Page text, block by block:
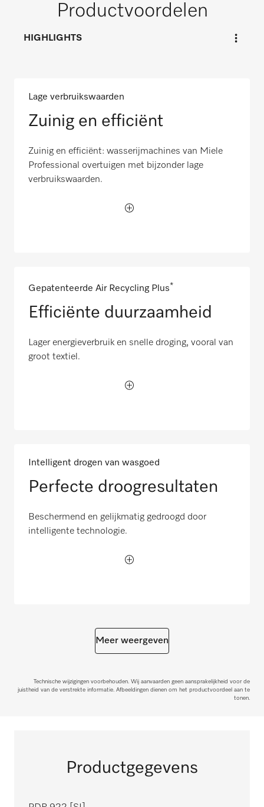
Productvoordelen
HIGHLIGHTS
Lage verbruikswaarden
Zuinig en efficiënt
Zuinig en efficiënt: wasserijmachines van Miele
Professional overtuigen met bijzonder lage
verbruikswaarden.
Gepatenteerde Air Recycling Plus*
Efficiënte duurzaamheid
Lager energieverbruik en snelle droging, vooral van
groot textiel.
Intelligent drogen van wasgoed
Perfecte droogresultaten
Beschermend en gelijkmatig gedroogd door
intelligente technologie.
Meer weergeven
Technische wijzigingen voorbehouden. Wij aanvaarden geen aansprakelijkheid voor de
juistheid van de verstrekte informatie. Afbeeldingen dienen om het productvoordeel aan te
tonen.
Productgegevens